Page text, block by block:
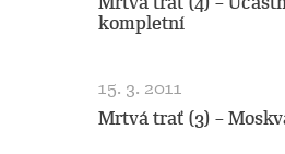
kompletní
15. 3. 2011
Mrtvá trať (3) –